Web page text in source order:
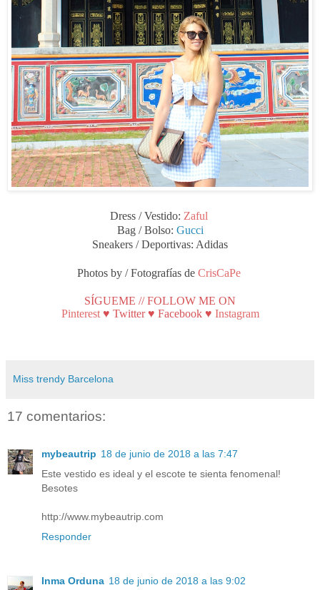
Dress / Vestido: Zaful
Bag / Bolso: Gucci
Sneakers / Deportivas: Adidas
Photos by / Fotografías de CrisCaPe
SÍGUEME // FOLLOW ME ON
Pinterest ♥ Twitter ♥ Facebook ♥ Instagram
Miss trendy Barcelona
17 comentarios:
mybeautrip 18 de junio de 2018 a las 7:47
Este vestido es ideal y el escote te sienta fenomenal!
Besotes
http://www.mybeautrip.com
Responder
Inma Orduna 18 de junio de 2018 a las 9:02